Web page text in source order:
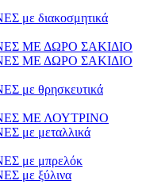
διακοσμητικά
ΜΕ ΔΩΡΟ ΣΑΚΙΔΙΟ
ΜΕ ΔΩΡΟ ΣΑΚΙΔΙΟ
θρησκευτικά
ΜΕ ΛΟΥΤΡΙΝΟ
μεταλλικά
με μπρελόκ
με ξύλινα